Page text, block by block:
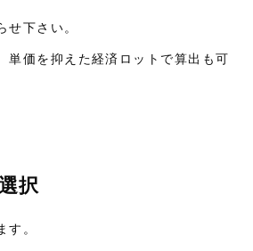
せ下さい。
単価を抑えた経済ロットで算出も可
択
す。